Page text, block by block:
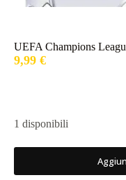
UEFA Champions
9,99 €
1 disponibili